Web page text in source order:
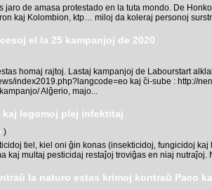
jaro de amasa protestado en la tuta mondo. De
kaj Kolombion, ktp… miloj da koleraj personoj
el la 25 kampanjoj de 2020
homaj rajtoj. Lastaj kampanjoj de Labourstart
index2019.php?langcode=eo kaj ĉi-sube : http://
Alĝerio, majo...
legomoj plej infektitaj
)
tiel, kiel oni ĝin konas (insekticidoj, fungicidoj
kaj multaj pesticidaj restaĵoj troviĝas en niaj nutraĵoj.
la naturo estas krimoj kontraŭ Paco